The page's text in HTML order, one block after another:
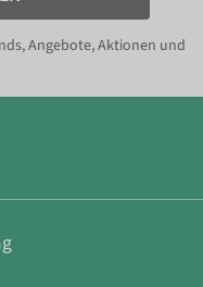
Angebote, Aktionen und